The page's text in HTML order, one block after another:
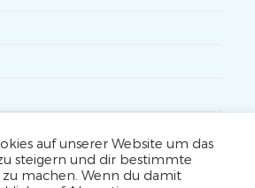
auf unserer Website um das
steigern und dir bestimmte
machen. Wenn du damit